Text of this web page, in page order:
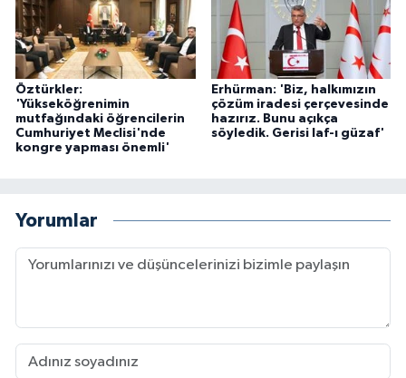
Öztürkler:
'Yükseköğrenimin
mutfağındaki öğrencilerin
Cumhuriyet Meclisi'nde
kongre yapması önemli'
Erhürman: 'Biz, halkımızın
çözüm iradesi çerçevesinde
hazırız. Bunu açıkça
söyledik. Gerisi laf-ı güzaf'
Yorumlar